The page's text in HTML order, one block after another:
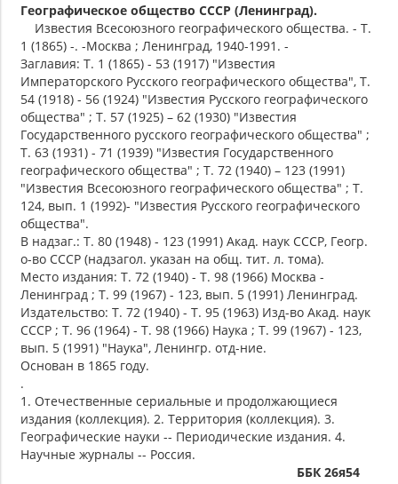
Географическое общество СССР (Ленинград).
Известия Всесоюзного географического общества. - Т.
1 (1865) -. -Москва ; Ленинград, 1940-1991. -
Заглавия: Т. 1 (1865) - 53 (1917) "Известия
Императорского Русского географического общества", Т.
54 (1918) - 56 (1924) "Известия Русского географического
общества" ; Т. 57 (1925) – 62 (1930) "Известия
Государственного русского географического общества" ;
Т. 63 (1931) - 71 (1939) "Известия Государственного
географического общества" ; Т. 72 (1940) – 123 (1991)
"Известия Всесоюзного географического общества" ; Т.
124, вып. 1 (1992)- "Известия Русского географического
общества".
В надзаг.: Т. 80 (1948) - 123 (1991) Акад. наук СССР, Геогр.
о-во СССР (надзагол. указан на общ. тит. л. тома).
Место издания: Т. 72 (1940) - Т. 98 (1966) Москва -
Ленинград ; Т. 99 (1967) - 123, вып. 5 (1991) Ленинград.
Издательство: Т. 72 (1940) - Т. 95 (1963) Изд-во Акад. наук
СССР ; Т. 96 (1964) - Т. 98 (1966) Наука ; Т. 99 (1967) - 123,
вып. 5 (1991) "Наука", Ленингр. отд-ние.
Основан в 1865 году.
.
1. Отечественные сериальные и продолжающиеся
издания (коллекция). 2. Территория (коллекция). 3.
Географические науки -- Периодические издания. 4.
Научные журналы -- Россия.
ББК 26я54